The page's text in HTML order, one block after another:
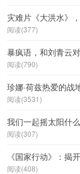
灾难片《大洪水》
阅读(377)
暴疯语，和刘青云
阅读(790)
珍娜·荷兹热爱的战
阅读(3531)
我们一起摇太阳什
阅读(307)
《国家行动》：揭
阅读(408)